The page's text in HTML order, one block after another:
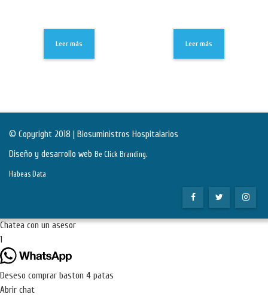
Leer más Leer más
© Copyright 2018 | Biosuministros Hospitalarios
Diseño y desarrollo web Be Click Branding.
Habeas Data
Chatea con un asesor
1
Deseso comprar baston 4 patas
Abrir chat